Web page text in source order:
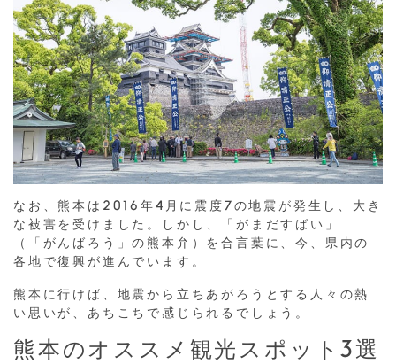
なお、熊本は2016年4月に震度7の地震が発生し、大き
な被害を受けました。しかし、「がまだすばい」
（「がんばろう」の熊本弁）を合言葉に、今、県内の
各地で復興が進んでいます。
熊本に行けば、地震から立ちあがろうとする人々の熱
い思いが、あちこちで感じられるでしょう。
熊本のオススメ観光スポット3選